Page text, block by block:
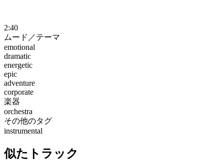
2:40
ムード／テーマ
emotional
dramatic
energetic
epic
adventure
corporate
楽器
orchestra
その他のタグ
instrumental
似たトラック